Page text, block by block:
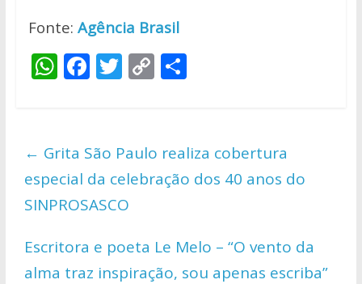
Fonte: Agência Brasil
W
s
A
p
p
F
b
o
o
k
T
er
C
y
Li
n
S
e
← Grita São Paulo realiza cobertura
especial da celebração dos 40 anos do
SINPROSASCO
Escritora e poeta Le Melo – “O vento da
alma traz inspiração, sou apenas escriba”